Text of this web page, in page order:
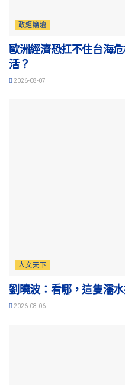
政經論壇
歐洲經濟恐扛不住台海
活？
2026-08-07
人文天下
劉曉波：看哪，這隻濡
2026-08-06